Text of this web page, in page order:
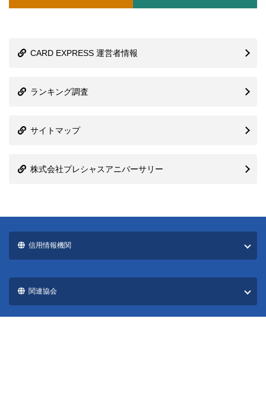
CARD EXPRESS 運営者情報
ランキング調査
サイトマップ
株式会社プレシャスアニバーサリー
信用情報機関
関連協会